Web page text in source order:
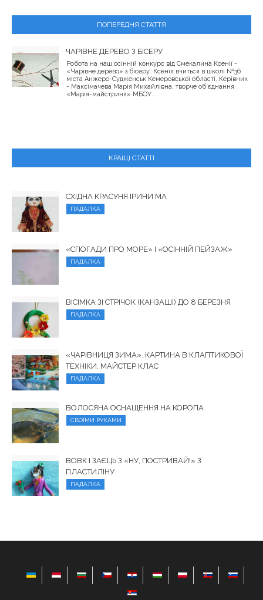
ПОПЕРЕДНЯ СТАТТЯ
ЧАРІВНЕ ДЕРЕВО З БІСЕРУ
Робота на наш осінній конкурс від Смекалина Ксенії -
«Чарівне дерево» з бісеру. Ксенія вчиться в школі №36
міста Анжеро-Судженськ Кемеровської області. Керівник
- Максімачева Марія Михайлівна, творче об'єднання
«Марія-майстриня» МБОУ...
КРАЩІ СТАТТІ
СХІДНА КРАСУНЯ ІРИНИ МА
ПАДАЛКА
«СПОГАДИ ПРО МОРЕ» І «ОСІННІЙ ПЕЙЗАЖ»
ПАДАЛКА
ВІСІМКА ЗІ СТРІЧОК (КАНЗАШІ) ДО 8 БЕРЕЗНЯ
ПАДАЛКА
«ЧАРІВНИЦЯ ЗИМА». КАРТИНА В КЛАПТИКОВОЇ
ТЕХНІКИ. МАЙСТЕР КЛАС
ПАДАЛКА
ВОЛОСЯНА ОСНАЩЕННЯ НА КОРОПА
СВОЇМИ РУКАМИ
ВОВК І ЗАЄЦЬ З «НУ, ПОСТРИВАЙ!» З
ПЛАСТИЛІНУ
ПАДАЛКА